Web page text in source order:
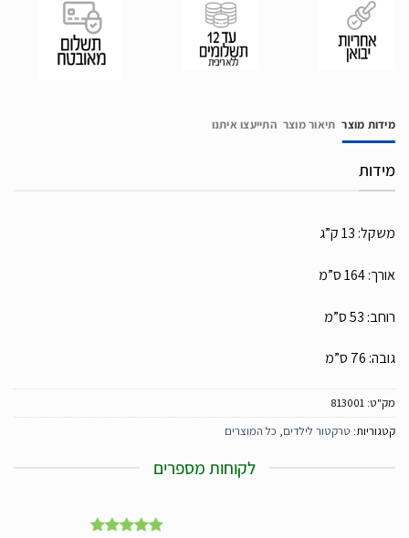
מידות מוצר תיאור מוצר התייעצו איתנו
מידות
משקל: 13 ק”ג
אורך: 164 ס”מ
רוחב: 53 ס”מ
גובה: 76 ס”מ
מק"ט: 813001
קטגוריות: טרקטור לילדים, כל המוצרים
לקוחות מספרים